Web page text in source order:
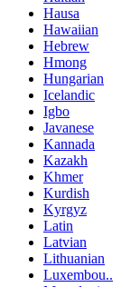
Hausa
Hawaiian
Hebrew
Hmong
Hungarian
Icelandic
Igbo
Javanese
Kannada
Kazakh
Khmer
Kurdish
Kyrgyz
Latin
Latvian
Lithuanian
Luxembou..